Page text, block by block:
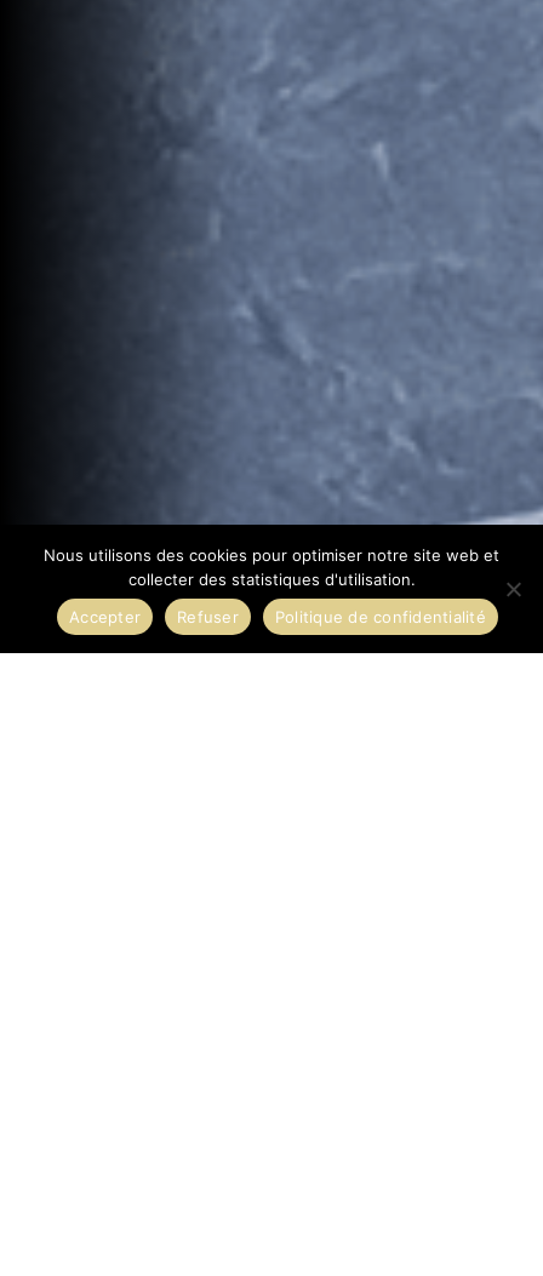
Nous utilisons des cookies pour optimiser notre site web et
collecter des statistiques d'utilisation.
Accepter
Refuser Politique de confidentialité